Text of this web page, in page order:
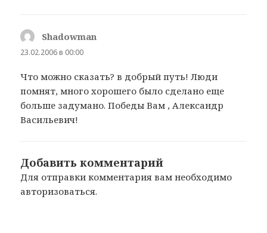
Shadowman
23.02.2006 в 00:00
Что можно сказать? в добрый путь! Люди
помнят, много хорошего было сделано еще
больше задумано. Победы Вам , Александр
Васильевич!
Добавить комментарий
Для отправки комментария вам необходимо
авторизоваться.